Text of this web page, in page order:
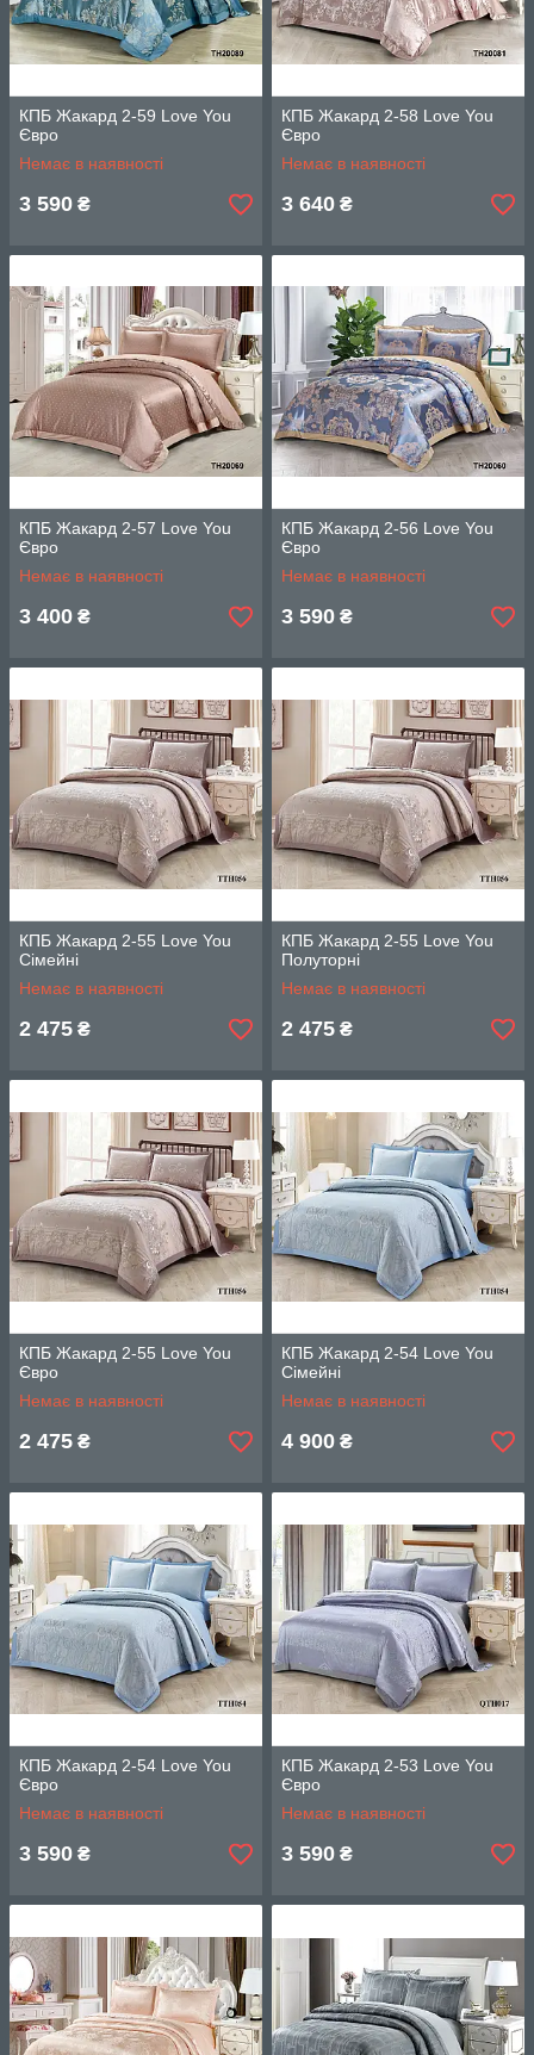
КПБ Жакард 2-59 Love You
Євро
Немає в наявності
3 590 ₴
КПБ Жакард 2-58 Love You
Євро
Немає в наявності
3 640 ₴
КПБ Жакард 2-57 Love You
Євро
Немає в наявності
3 400 ₴
КПБ Жакард 2-56 Love You
Євро
Немає в наявності
3 590 ₴
КПБ Жакард 2-55 Love You
Сімейні
Немає в наявності
2 475 ₴
КПБ Жакард 2-55 Love You
Полуторні
Немає в наявності
2 475 ₴
КПБ Жакард 2-55 Love You
Євро
Немає в наявності
2 475 ₴
КПБ Жакард 2-54 Love You
Сімейні
Немає в наявності
4 900 ₴
КПБ Жакард 2-54 Love You
Євро
Немає в наявності
3 590 ₴
КПБ Жакард 2-53 Love You
Євро
Немає в наявності
3 590 ₴